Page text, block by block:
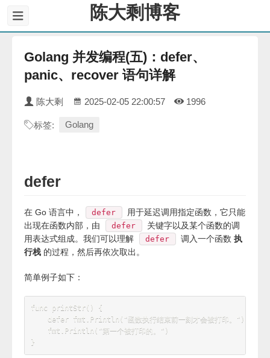
陈大剩博客
Golang 并发编程(五)：defer、
panic、recover 语句详解
陈大剩 2025-02-05 22:00:57 1996
标签: Golang
defer
在 Go 语言中， defer
用于延迟调用指定函数，它只能
出现在函数内部，由
defer
关键字以及某个函数的调
用表达式组成。我们可以理解
defer 调入一个函数 执
行栈 的过程，然后再依次取出。
简单例子如下：
func printStr() {
    defer fmt.Println("函数执行结束前一刻才会被打印。")
    fmt.Println("第一个被打印的。")